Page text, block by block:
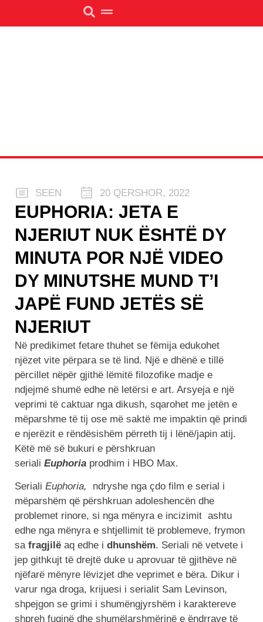
SEEN 20 QERSHOR, 2022
EUPHORIA: JETA E
NJERIUT NUK ËSHTË DY
MINUTA POR NJË VIDEO
DY MINUTSHE MUND T’I
JAPË FUND JETËS SË
NJERIUT
Në predikimet fetare thuhet se fëmija edukohet
njëzet vite përpara se të lind. Një e dhënë e tillë
përcillet nëpër gjithë lëmitë filozofike madje e
ndjejmë shumë edhe në letërsi e art. Arsyeja e një
veprimi të caktuar nga dikush, sqarohet me jetën e
mëparshme të tij ose më saktë me impaktin që prindi
e njerëzit e rëndësishëm përreth tij i lënë/japin atij.
Këtë më së bukuri e përshkruan
seriali Euphoria prodhim i HBO Max.
Seriali Euphoria,
ndryshe nga çdo film e serial i
mëparshëm që përshkruan adoleshencën dhe
problemet rinore, si nga mënyra e incizimit ashtu
edhe nga mënyra e shtjellimit të problemeve, frymon
sa fragjilë aq edhe i dhunshëm. Seriali në vetvete i
jep githkujt të drejtë duke u aprovuar të gjithëve në
njëfarë mënyre lëvizjet dhe veprimet e bëra. Dikur i
varur nga droga, krijuesi i serialit Sam Levinson,
shpejgon se grimi i shumëngjyrshëm i karaktereve
shpreh fuqinë dhe shumëlarshmërinë e ëndrrave të